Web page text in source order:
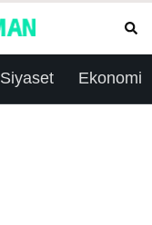
Siyaset Ekonomi